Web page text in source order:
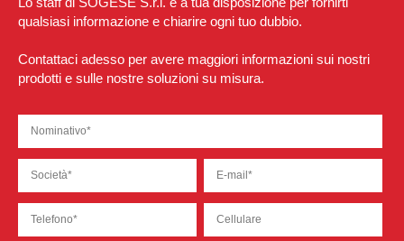
qualsiasi informazione e chiarire ogni tuo dubbio.
Contattaci adesso per avere maggiori informazioni sui nostri
prodotti e sulle nostre soluzioni su misura.